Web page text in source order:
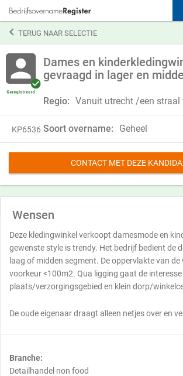
TERUG NAAR SELECTIE
Dames en
gevraagd in lager en
Regio: Vanuit utrecht /een straal
KP6536 Soort overname: Geheel
CONTACT MET DEZE
Wensen
Deze kledingwinkel verkoopt damesmode en
gewenste style is trendy. Het bedrijf bedient de
laag of midden segment. De oppervlakte van de
voorkeur <100m2. Qua ligging gaat de
plaats/verzorgingsgebied en klein dorp/
De oude eigenaar draagt alleen netjes over en
Branche:
Detailhandel non food